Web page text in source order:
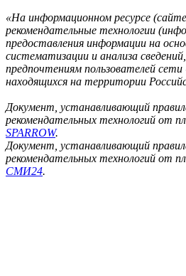
«На информационном ресурсе
рекомендательные технологии
предоставления информации на
систематизации и анализа
предпочтениям пользователей
находящихся на территории
Документ, устанавливающий
рекомендательных технологий от
SPARROW.
Документ, устанавливающий
рекомендательных технологий от
СМИ24.